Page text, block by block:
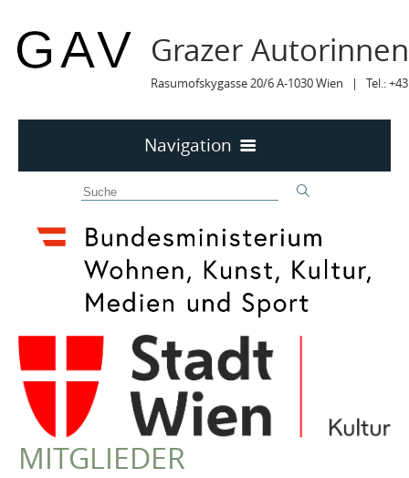
Grazer
Rasumofskygasse 20/6 A-1030 Wien | Tel.:
Navigation
MITTEILUNGEN
MITTEILUNGEN Archiv
TERMINE
TERMINE sortiert
LYRIK IM MÄRZ
MITGLIEDER
VEREIN
Robert Musil Gedenkraum
MITGLIEDER